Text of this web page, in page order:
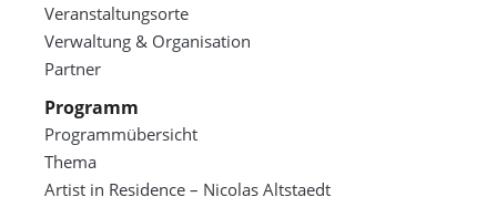
Veranstaltungsorte
Verwaltung & Organisation
Partner
Programm
Programmübersicht
Thema
Artist in Residence – Nicolas Altstaedt